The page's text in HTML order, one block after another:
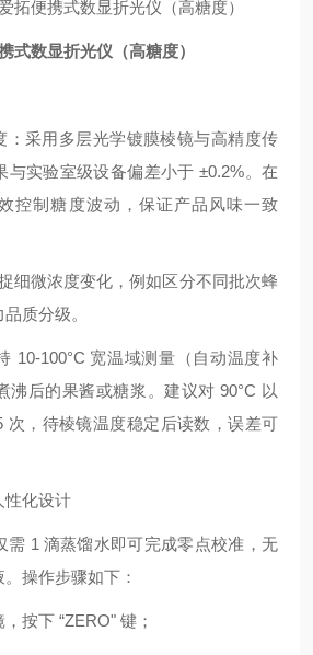
式数显折光仪（高糖度）
：采用多层光学镀膜棱镜与高精度传
与实验室级设备偏差小于 ±0.2%。在
控制糖度波动，保证产品风味一致
细微浓度变化，例如区分不同批次蜂
质分级。
10-100°C 宽温域测量（自动温度补
沸后的果酱或糖浆。建议对 90°C 以
次，待棱镜温度稳定后读数，误差可
性化设计
需 1 滴蒸馏水即可完成零点校准，无
操作步骤如下：
按下 “ZERO" 键；